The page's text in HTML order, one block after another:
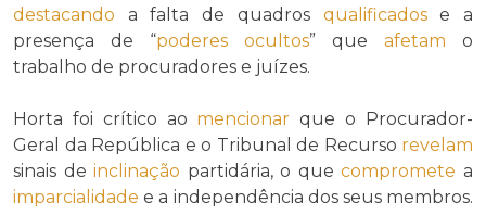
destacando a falta de quadros qualificadose a
presença de “poderes ocultos” que afetam o
trabalho de procuradores e juízes.
Horta foi crítico ao mencionar que o Procurador-
Geral da República e o Tribunal de Recurso revelam
sinais deinclinação partidária, o quecompromete a
imparcialidade e a independência dos seus membros.